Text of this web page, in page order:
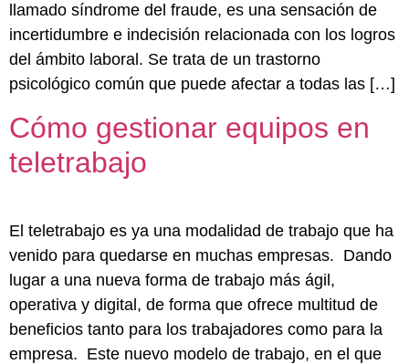
llamado síndrome del fraude, es una sensación de
incertidumbre e indecisión relacionada con los logros
del ámbito laboral. Se trata de un trastorno
psicológico común que puede afectar a todas las […]
Cómo gestionar equipos en
teletrabajo
El teletrabajo es ya una modalidad de trabajo que ha
venido para quedarse en muchas empresas. Dando
lugar a una nueva forma de trabajo más ágil,
operativa y digital, de forma que ofrece multitud de
beneficios tanto para los trabajadores como para la
empresa. Este nuevo modelo de trabajo, en el que